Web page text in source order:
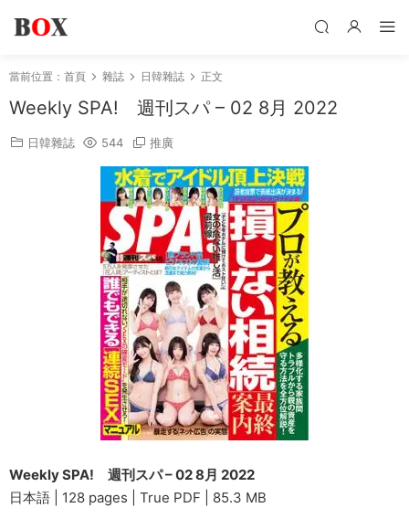
當前位置： 首頁 雜誌 日韓雜誌 正文
Weekly SPA! 週刊スパ – 02 8月 2022
日韓雜誌 544 推廣
Weekly SPA! 週刊スパ – 02 8月 2022
日本語 | 128 pages | True PDF | 85.3 MB